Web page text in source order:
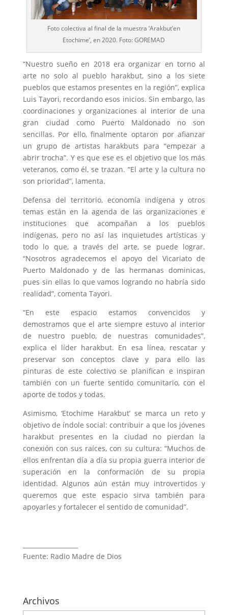
Foto colectiva al final de la muestra ‘Arakbut’en
Etochime’, en 2020. Foto: GOREMAD
“Nuestro sueño en 2018 era organizar en torno al
arte no solo al pueblo harakbut, sino a los siete
pueblos que estamos presentes en la región”, explica
Luis Tayori, recordando esos inicios. Sin embargo, las
coordinaciones y organizaciones al interior de una
gran ciudad como Puerto Maldonado no son
sencillas. Por ello, finalmente optaron por afianzar
un grupo de artistas harakbuts para “empezar a
abrir trocha”. Y es que ese es el objetivo que los más
veteranos, como él, se trazan. “El arte y la cultura no
son prioridad”, lamenta.
Defensa del territorio, economía indígena y otros
temas están en la agenda de las organizaciones e
instituciones que acompañan a los pueblos
indígenas, pero no así las inquietudes artísticas y
todo lo que, a través del arte, se puede lograr.
“Nosotros agradecemos el apoyo del Vicariato de
Puerto Maldonado y de las hermanas dominicas,
pues sin ellas lo que vamos logrando no habría sido
realidad”, comenta Tayori.
“En este espacio estamos convencidos y
demostramos que el arte siempre estuvo al interior
de nuestro pueblo, de nuestras comunidades”,
explica el líder harakbut. En esa línea, rescatar y
preservar son conceptos clave y para ello las
pinturas de este colectivo se planifican e inspiran
también con un fuerte sentido comunitario, con el
aporte de todos y todas.
Asimismo, ‘Etochime Harakbut’ se marca un reto y
objetivo de índole social: contribuir a que los jóvenes
harakbut presentes en la ciudad no pierdan la
conexión con sus raíces, con su cultura: “Muchos de
ellos enfrentan día a día su propia guerra interior de
superación en la conformación de su propia
identidad. Algunos aún están muy introvertidos y
queremos que este espacio sirva también para
apoyarles y fortalecer el sentido de comunidad”.
Fuente: Radio Madre de Dios
Archivos